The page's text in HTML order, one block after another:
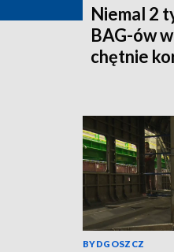
Niemal 2
BAG-ów
chętnie
BYDGOSZCZ